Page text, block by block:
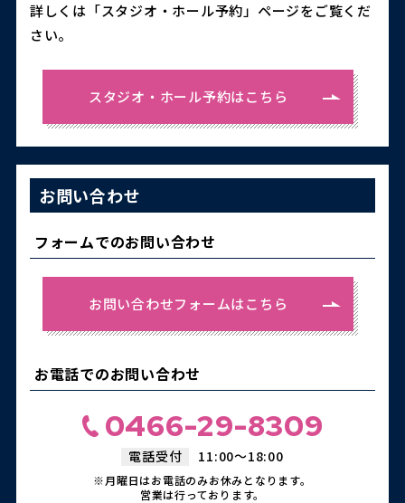
詳しくは「スタジオ・ホール予約」ページをご覧くだ
さい。
スタジオ・ホール予約はこちら
お問い合わせ
フォームでのお問い合わせ
お問い合わせフォームはこちら
お電話でのお問い合わせ
0466-29-8309
電話受付 11:00～18:00
※月曜日はお電話のみお休みとなります。
営業は行っております。